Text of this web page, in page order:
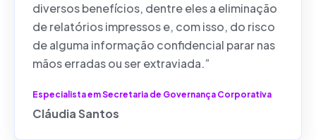
diversos benefícios, dentre eles a eliminação
de relatórios impressos e, com isso, do risco
de alguma informação confidencial parar nas
mãos erradas ou ser extraviada.”
Especialista em Secretaria de Governança Corporativa
Cláudia Santos